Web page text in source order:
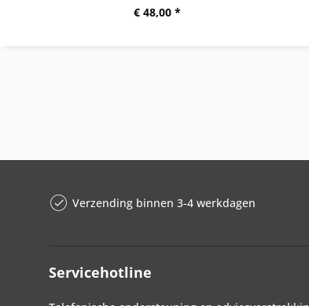
€ 48,00 *
Verzending binnen 3-4 werkdagen
Servicehotline